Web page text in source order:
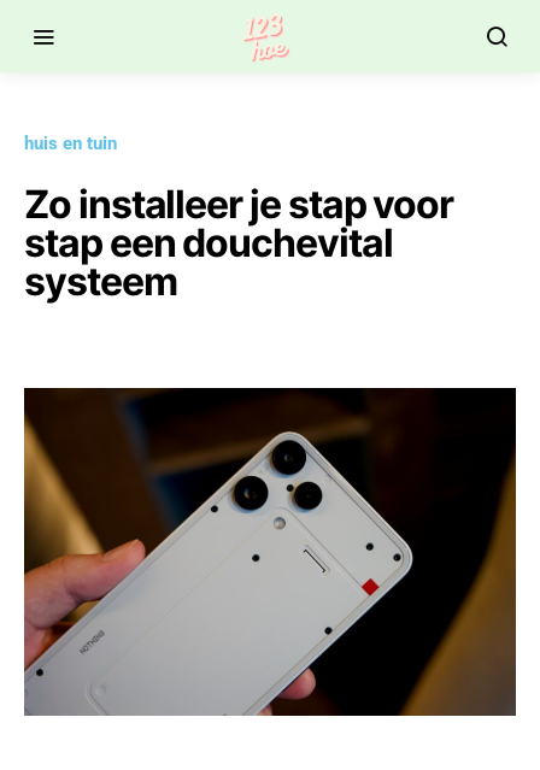
huis en tuin
Zo installeer je stap voor
stap een douchevital
systeem